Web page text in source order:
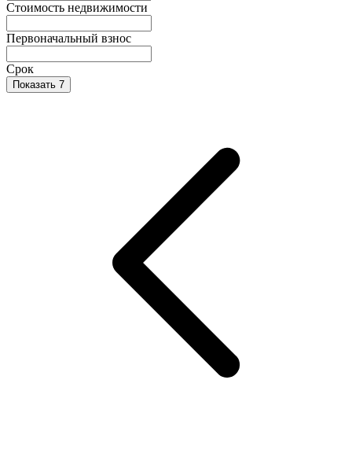
Стоимость недвижимости
Первоначальный взнос
Срок
Показать 7